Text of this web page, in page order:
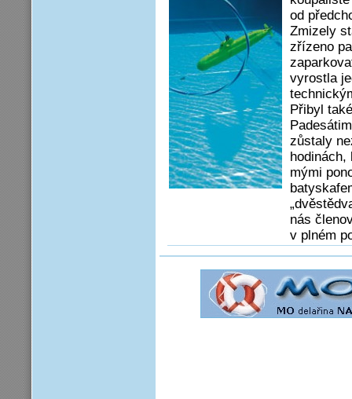
od
Zmizely
zřízeno
vyrostla
Přibyl
zůstaly
hodinách,
mými
nás
v plném